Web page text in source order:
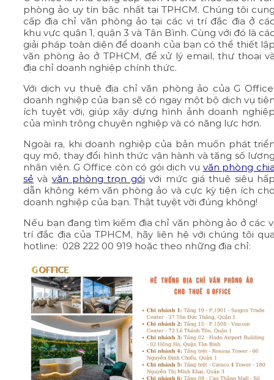
phòng ảo uy tín bậc nhất tại TPHCM. Chúng tôi
cấp địa chỉ văn phòng ảo tại các vị trí đắc địa ở
khu vực quận 1, quận 3 và Tân Bình. Cùng với đó là
giải pháp toàn diện để doanh của bạn có thể thiết
văn phòng ảo ở TPHCM, để xử lý email, thư thoại
địa chỉ doanh nghiệp chính thức.
Với dịch vụ thuê địa chỉ văn phòng ảo của G
doanh nghiệp của bạn sẽ có ngay một bộ dịch vụ
ích tuyệt vời, giúp xây dựng hình ảnh doanh
của mình trông chuyên nghiệp và có năng lực hơn.
Ngoài ra, khi doanh nghiệp của bản muốn phát
quy mô, thay đổi hình thức vận hành và tăng số
nhân viên. G Office còn có gói dịch vụ văn phòng
sẻ và văn phòng trọn gói với mức giá thuê siêu
dẫn không kém văn phòng ảo và cực kỳ tiện ích
doanh nghiệp của bạn. Thật tuyệt vời đúng không!
Nếu bạn đang tìm kiếm địa chỉ văn phòng ảo ở các
trí đắc địa của TPHCM, hãy liên hệ với chúng tôi
hotline: 028 222 00 919 hoặc theo những địa chỉ: